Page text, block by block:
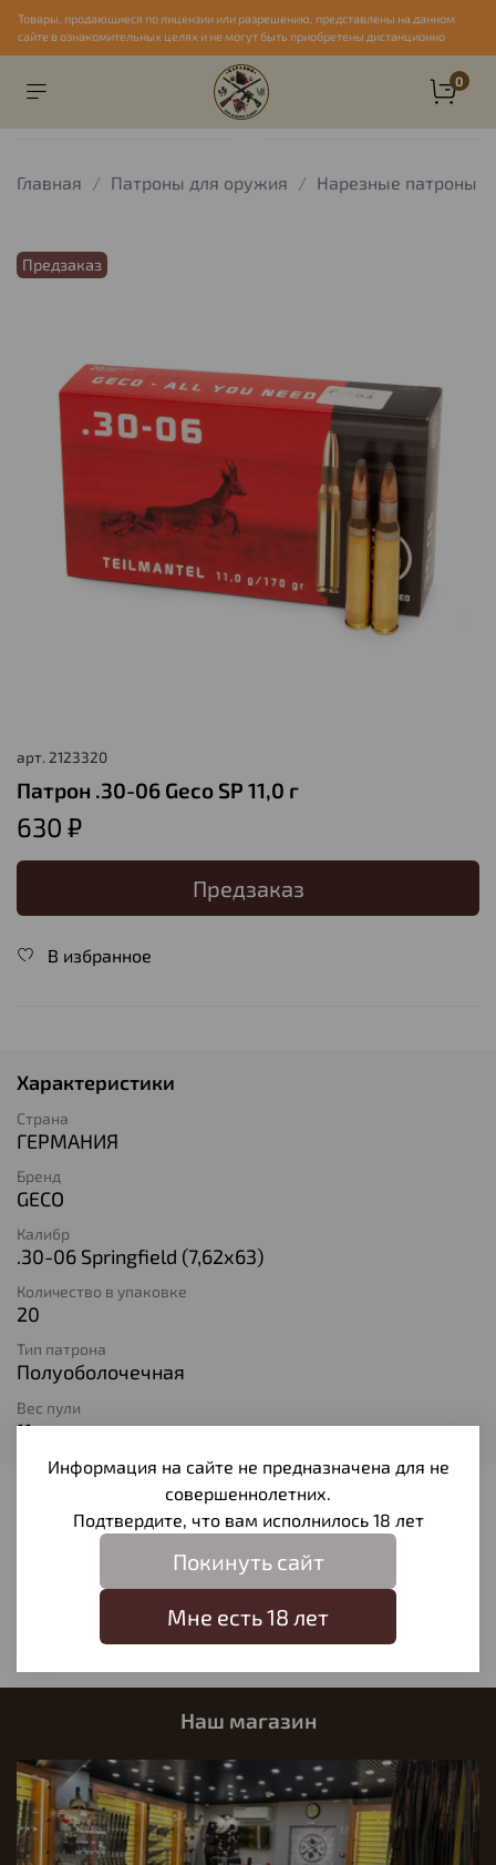
Товары, продающиеся по лицензии или разрешению, представлены на данном
сайте в ознакомительных целях и не могут быть приобретены дистанционно
0
Главная Патроны для оружия Нарезные патроны
Предзаказ
арт. 2123320
Патрон .30-06 Geco SP 11,0 г
630 ₽
Предзаказ
В избранное
Характеристики
Страна
ГЕРМАНИЯ
Бренд
GECO
Калибр
.30-06 Springfield (7,62х63)
Количество в упаковке
20
Тип патрона
Полуоболочечная
Вес пули
11
Отзывы
Отзывов еще никто не оставлял
Написать отзыв
Наш магазин
Информация на сайте не предназначена для не
совершеннолетних.
Подтвердите, что вам исполнилось 18 лет
Покинуть сайт
Мне есть 18 лет